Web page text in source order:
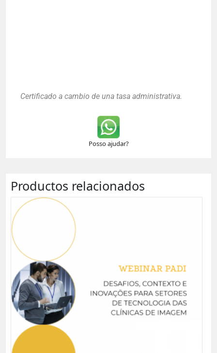
Certificado a cambio de una tasa administrativa.
Posso ajudar?
Productos relacionados